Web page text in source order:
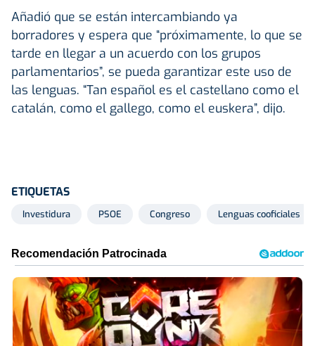
Añadió que se están intercambiando ya
borradores y espera que “próximamente, lo que se
tarde en llegar a un acuerdo con los grupos
parlamentarios”, se pueda garantizar este uso de
las lenguas. “Tan español es el castellano como el
catalán, como el gallego, como el euskera”, dijo.
ETIQUETAS
Investidura PSOE Congreso Lenguas cooficiales